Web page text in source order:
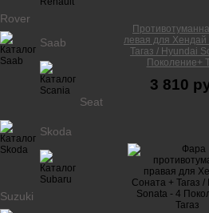
левая для Хендай
Тагаз / Hyundai
Поколение+
3 810
Rover
Saab
Seat
Skoda
Suzuki